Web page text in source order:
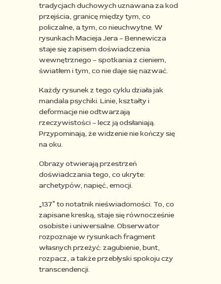
tradycjach duchowych uznawana za kod
przejścia, granicę między tym, co
policzalne, a tym, co nieuchwytne. W
rysunkach Macieja Jera – Bennewicza
staje się zapisem doświadczenia
wewnętrznego – spotkania z cieniem,
światłem i tym, co nie daje się nazwać.​
Każdy rysunek z tego cyklu działa jak
mandala psychiki. Linie, kształty i
deformacje nie odtwarzają
rzeczywistości – lecz ją odsłaniają.
Przypominają, że widzenie nie kończy się
na oku. ​
Obrazy otwierają przestrzeń
doświadczania tego, co ukryte:
archetypów, napięć, emocji.​
„137” to notatnik nieświadomości. To, co
zapisane kreską, staje się równocześnie
osobiste i uniwersalne. Obserwator
rozpoznaje w rysunkach fragment
własnych przeżyć: zagubienie, bunt,
rozpacz, a także przebłyski spokoju czy
transcendencji.​